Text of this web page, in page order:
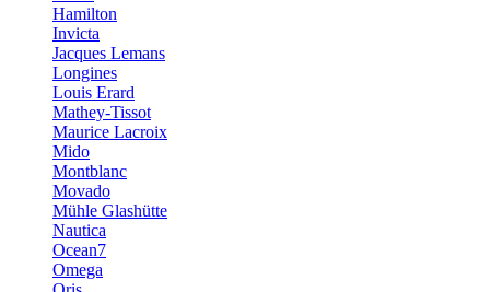
Hamilton
Invicta
Jacques Lemans
Longines
Louis Erard
Mathey-Tissot
Maurice Lacroix
Mido
Montblanc
Movado
Mühle Glashütte
Nautica
Ocean7
Omega